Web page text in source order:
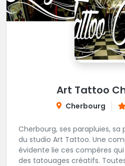
Art Tattoo
Cherbourg
Cherbourg, ses parapluies,
du studio Art Tattoo. Une
évidente lie ces compères
des tatouages créatifs.